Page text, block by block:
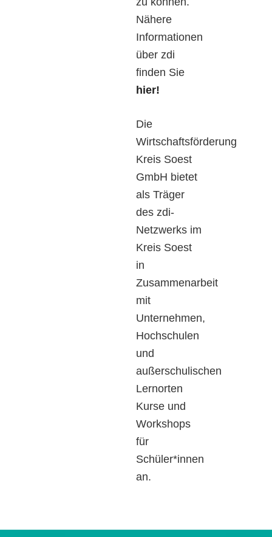
Nähere
Informationen
über zdi
finden Sie
hier!
Die
Wirtschaftsförderung
Kreis Soest
GmbH bietet
als Träger
des zdi-
Netzwerks im
Kreis Soest
in
Zusammenarbeit
mit
Unternehmen,
Hochschulen
und
außerschulischen
Lernorten
Kurse und
Workshops
für
Schüler*innen
an.